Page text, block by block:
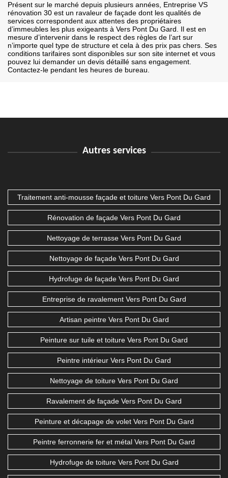
Présent sur le marché depuis plusieurs années, Entreprise VS
rénovation 30 est un ravaleur de façade dont les qualités de
services correspondent aux attentes des propriétaires
d’immeubles les plus exigeants à Vers Pont Du Gard. Il est en
mesure d’intervenir dans le respect des règles de l’art sur
n’importe quel type de structure et cela à des prix pas chers. Ses
conditions tarifaires sont disponibles sur son site internet et vous
pouvez lui demander un devis détaillé sans engagement.
Contactez-le pendant les heures de bureau.
Autres services
Traitement anti-mousse façade et toiture Vers Pont Du Gard
Rénovation de façade Vers Pont Du Gard
Nettoyage de terrasse Vers Pont Du Gard
Nettoyage de façade Vers Pont Du Gard
Hydrofuge de façade Vers Pont Du Gard
Entreprise de ravalement Vers Pont Du Gard
Artisan peintre Vers Pont Du Gard
Peinture sur tuile et toiture Vers Pont Du Gard
Peintre intérieur Vers Pont Du Gard
Nettoyage de toiture Vers Pont Du Gard
Ravalement de façade Vers Pont Du Gard
Peinture et décapage de volet Vers Pont Du Gard
Peintre ferronnerie fer et métal Vers Pont Du Gard
Hydrofuge de toiture Vers Pont Du Gard